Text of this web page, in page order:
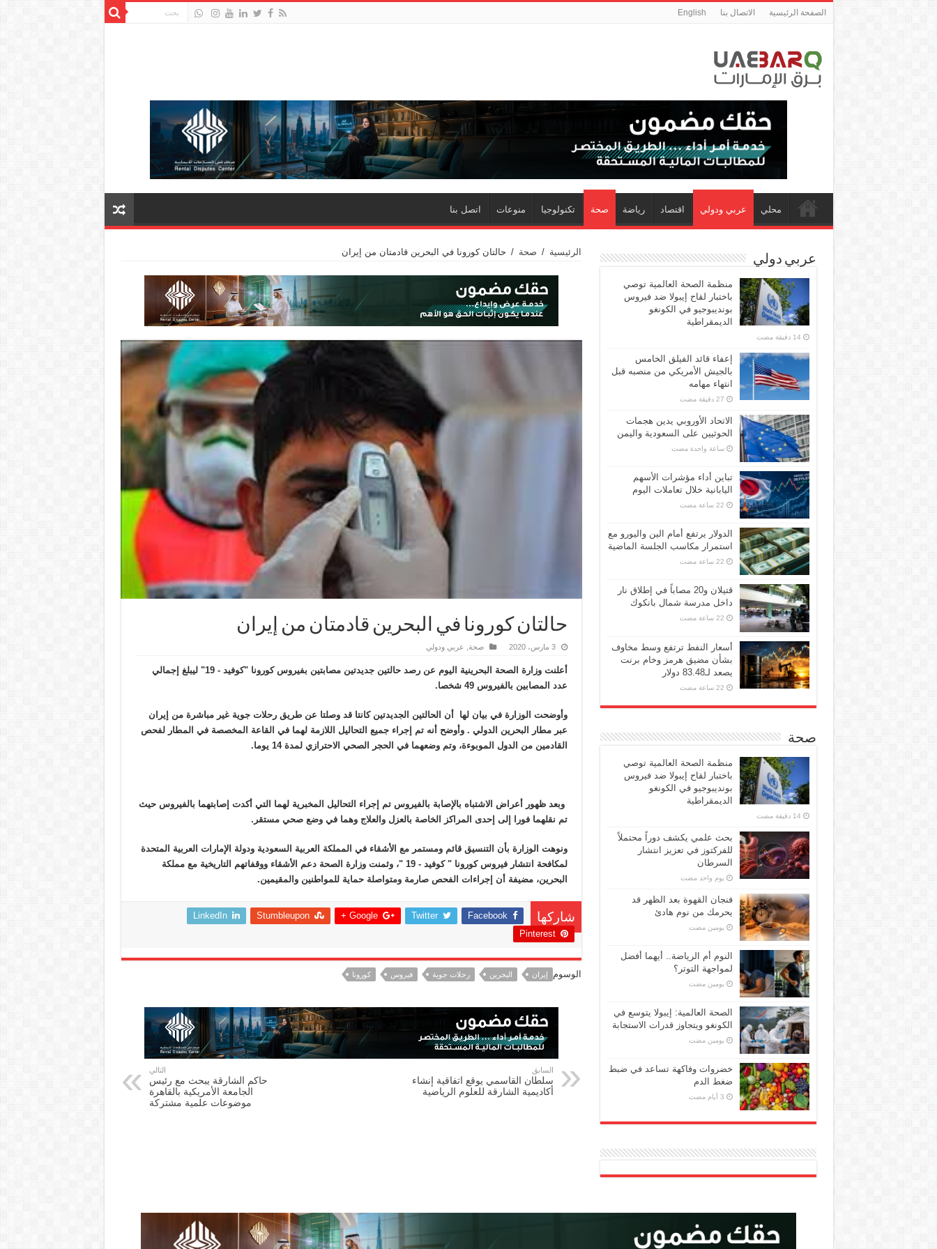
الصفحة الرئيسية الاتصال بنا English
محلي عربي ودولي اقتصاد رياضة صحة تكنولوجيا منوعات اتصل بنا
الرئيسية / صحة / حالتان كورونا في البحرين قادمتان من إيران
حالتان كورونا في البحرين قادمتان من إيران
3 مارس، 2020 صحة عربي ودولي
أعلنت وزارة الصحة البحرينية اليوم عن رصد حالتين جديدتين مصابتين بفيروس كورونا "كوفيد - 19" ليبلغ إجمالي
عدد المصابين بالفيروس 49 شخصا.
وأوضحت الوزارة في بيان لها أن الحالتين الجديدتين كانتا قد وصلتا عن طريق رحلات جوية غير مباشرة من إيران
عبر مطار البحرين الدولي . وأوضح أنه تم إجراء جميع التحاليل اللازمة لهما في القاعة المخصصة في المطار لفحص
القادمين من الدول الموبوءة، وتم وضعهما في الحجر الصحي الاحترازي لمدة 14 يوما.
وبعد ظهور أعراض الاشتباه بالإصابة بالفيروس تم إجراء التحاليل المخبرية لهما التي أكدت إصابتهما بالفيروس حيث
تم نقلهما فورا إلى إحدى المراكز الخاصة بالعزل والعلاج وهما في وضع صحي مستقر.
ونوهت الوزارة بأن التنسيق قائم ومستمر مع الأشقاء في المملكة العربية السعودية ودولة الإمارات العربية المتحدة
لمكافحة انتشار فيروس كورونا " كوفيد - 19 "، وثمنت وزارة الصحة دعم الأشقاء ووقفاتهم التاريخية مع مملكة
البحرين، مضيفة أن إجراءات الفحص صارمة ومتواصلة حماية للمواطنين والمقيمين.
شاركها Facebook
Twitter
Google +
Stumbleupon
LinkedIn
Pinterest
الوسوم إيران البحرين رحلات جوية فيروس كورونا
السابق
سلطان القاسمي يوقع اتفاقية إنشاء
أكاديمية الشارقة للعلوم الرياضية
التالي
حاكم الشارقة يبحث مع رئيس
الجامعة الأمريكية بالقاهرة
موضوعات علمية مشتركة
عربي دولي
منظمة الصحة العالمية توصي
باختبار لقاح إيبولا ضد فيروس
بونديبوجيو في الكونغو
الديمقراطية
إعفاء قائد الفيلق الخامس
بالجيش الأمريكي من منصبه قبل
انتهاء مهامه
الاتحاد الأوروبي يدين هجمات
الحوثيين على السعودية واليمن
‏ساعة واحدة مضت
تباين أداء مؤشرات الأسهم
اليابانية خلال تعاملات اليوم
الدولار يرتفع أمام الين واليورو مع
استمرار مكاسب الجلسة الماضية
قتيلان و20 مصاباً في إطلاق نار
داخل مدرسة شمال بانكوك
أسعار النفط ترتفع وسط مخاوف
بشأن مضيق هرمز وخام برنت
يصعد لـ83.48 دولار
صحة
منظمة الصحة العالمية توصي
باختبار لقاح إيبولا ضد فيروس
بونديبوجيو في الكونغو
الديمقراطية
بحث علمي يكشف دوراً محتملاً
للفركتوز في تعزيز انتشار
السرطان
‏يوم واحد مضت
فنجان القهوة بعد الظهر قد
يحرمك من نوم هادئ
‏يومين مضت
النوم أم الرياضة.. أيهما أفضل
لمواجهة التوتر؟
‏يومين مضت
الصحة العالمية: إيبولا يتوسع في
الكونغو ويتجاوز قدرات الاستجابة
‏يومين مضت
خضروات وفاكهة تساعد في ضبط
ضغط الدم